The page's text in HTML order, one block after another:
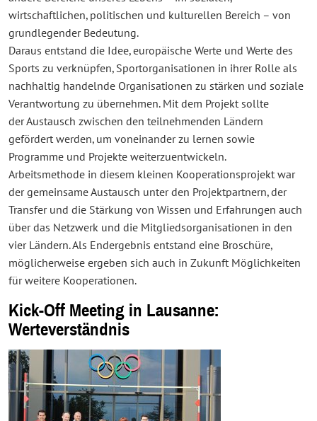
wirtschaftlichen, politischen und kulturellen Bereich – von
grundlegender Bedeutung.
Daraus entstand die Idee, europäische Werte und Werte des
Sports zu verknüpfen, Sportorganisationen in ihrer Rolle als
nachhaltig handelnde Organisationen zu stärken und soziale
Verantwortung zu übernehmen. Mit dem Projekt sollte
der Austausch zwischen den teilnehmenden Ländern
gefördert werden, um voneinander zu lernen sowie
Programme und Projekte weiterzuentwickeln.
Arbeitsmethode in diesem kleinen Kooperationsprojekt war
der gemeinsame Austausch unter den Projektpartnern, der
Transfer und die Stärkung von Wissen und Erfahrungen auch
über das Netzwerk und die Mitgliedsorganisationen in den
vier Ländern. Als Endergebnis entstand eine Broschüre,
möglicherweise ergeben sich auch in Zukunft Möglichkeiten
für weitere Kooperationen.
Kick-Off Meeting in Lausanne:
Werteverständnis